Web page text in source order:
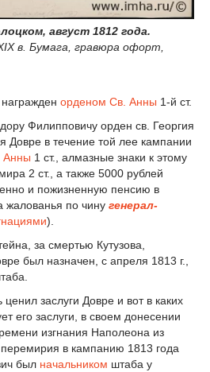
август 1812 года.
в. Бумага, гравюра офорт,
награжден орденом Св. Анны 1-й ст.
Филипповичу орден св. Георгия
Довре в течение той лее кампании
Анны 1 ст., алмазные знаки к этому
2 ст., а также 5000 рублей
и пожизненную пенсию в
жалованья по чину генерал-
).
за смертью Кутузова,
был назначен, с апреля 1813 г.,
ценил заслуги Довре и вот в каких
его заслуги, в своем донесении
изгнания Наполеона из
в кампанию 1813 года
был начальником штаба у